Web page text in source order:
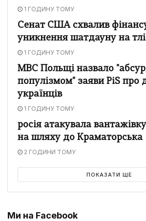
1 ГОДИНУ ТОМУ
Сенат США схвалив
уникнення шатдауну на тлі
1 ГОДИНУ ТОМУ
МВС Польщі назвало
популізмом" заяви PiS про
українців
1 ГОДИНУ ТОМУ
росія атакувала
на шляху до Краматорська
2 ГОДИНИ ТОМУ
ПОКАЗАТИ ЩЕ
Ми на Facebook